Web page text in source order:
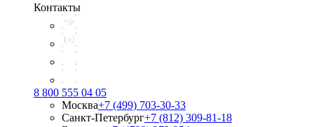
Контакты
8 800 555 04 05
Москва+7 (499) 703-30-33
Санкт-Петербург+7 (812) 309-81-18